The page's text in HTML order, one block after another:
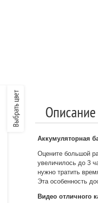
Описание
Аккумуляторная
Оцените большой
увеличилось до 3
нужно тратить
Эта особенность
Видео отличного
Выбрать цвет